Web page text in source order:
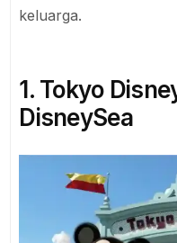
keluarga.
1. Tokyo
DisneySea